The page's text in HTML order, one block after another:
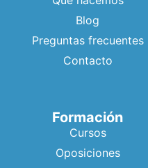
Blog
Preguntas frecuentes
Contacto
Formación
Cursos
Oposiciones